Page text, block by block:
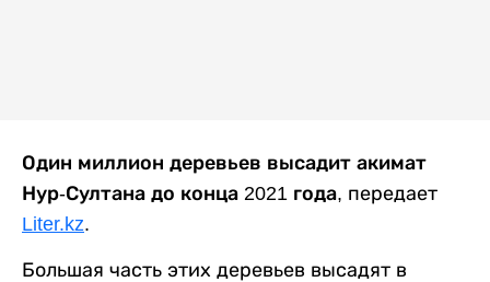
Один миллион деревьев высадит акимат
Нур-Султана до конца 2021 года, передает
Liter.kz.
Большая часть этих деревьев высадят в